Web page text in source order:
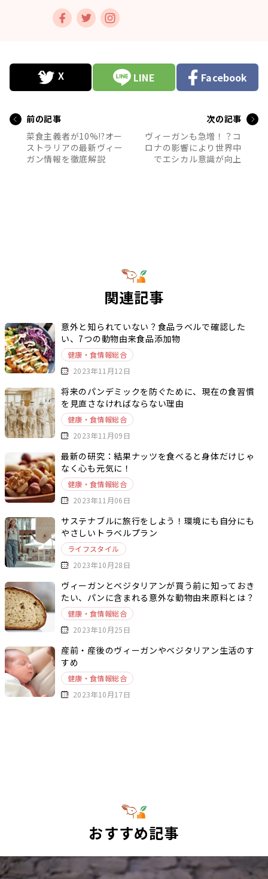
LINE Facebook
前の記事
菜食主義者が10%!?オー
ストラリアの最新ヴィー
ガン情報を徹底解説
次の記事
ヴィーガンも急増！？コ
ロナの影響により世界中
でエシカル意識が向上
関連記事
意外と知られていない？食品ラベルで確認した
い、7つの動物由来食品添加物
健康・食情報総合
2023年11月12日
将来のパンデミックを防ぐために、現在の食習慣
を見直さなければならない理由
健康・食情報総合
2023年11月09日
最新の研究：結果ナッツを食べると身体だけじゃ
なく心も元気に！
健康・食情報総合
2023年11月06日
サステナブルに旅行をしよう！環境にも自分にも
やさしいトラベルプラン
ライフスタイル
2023年10月28日
ヴィーガンとベジタリアンが買う前に知っておき
たい、パンに含まれる意外な動物由来原料とは？
健康・食情報総合
2023年10月25日
産前・産後のヴィーガンやベジタリアン生活のす
すめ
健康・食情報総合
2023年10月17日
おすすめ記事